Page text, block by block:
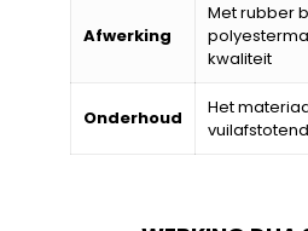
Afwerking
Met rubber
kwaliteit
Onderhoud
Het
vuilafstotend